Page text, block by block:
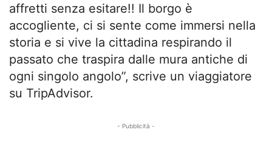
affretti senza esitare!! Il borgo è
accogliente, ci si sente come immersi nella
storia e si vive la cittadina respirando il
passato che traspira dalle mura antiche di
ogni singolo angolo”, scrive un viaggiatore
su TripAdvisor.
- Pubblicità -